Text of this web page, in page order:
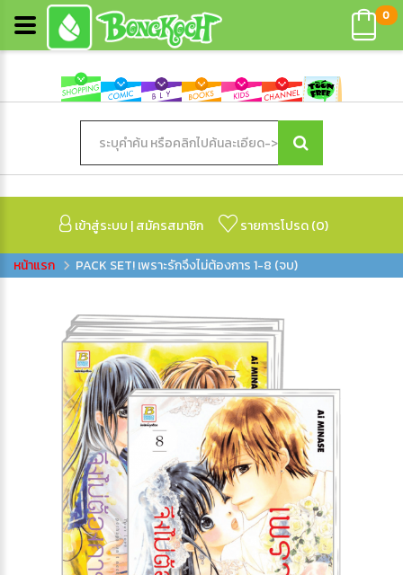
เข้าสู่ระบบ |สมัครสมาชิก รายการโปรด (0)
0
PACK SET! เพราะรักจึงไม่ต้องการ 1-8 (จบ)